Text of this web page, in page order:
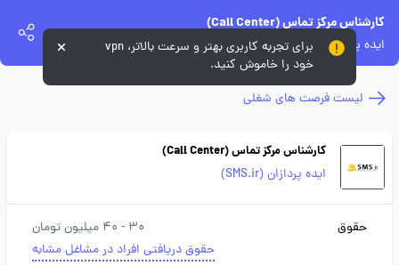
کارشناس مرکز تماس (Call Center)
ایده پردازان (SMS.ir)
لیست فرصت های شغلی
کارشناس مرکز تماس (Call Center)
ایده پردازان (SMS.ir)
حقوق
30 - 40 میلیون تومان
حقوق دریافتی افراد در مشاغل مشابه
برای تجربه کاربری بهتر و سرعت بالاتر، vpn
خود را خاموش کنید.